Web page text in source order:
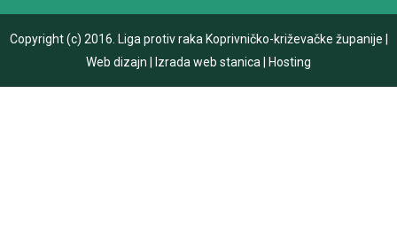
Copyright (c) 2016. Liga protiv raka Koprivničko-križevačke županije
Web dizajn
Izrada web stanica Hosting